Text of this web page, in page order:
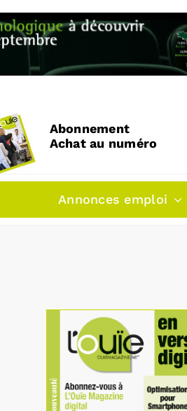
Abonnement
Achat au numéro
Annonces emploi